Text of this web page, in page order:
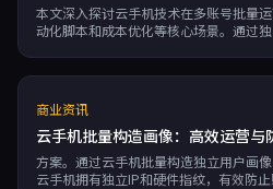
本文深入探讨云手机技术在多账号批量
动化脚本和成本优化等核心场景。通过
商业资讯
云手机批量构造画像：高效运营与
方案。通过云手机批量构造独立用户画
云手机拥有独立IP和硬件指纹，有效防